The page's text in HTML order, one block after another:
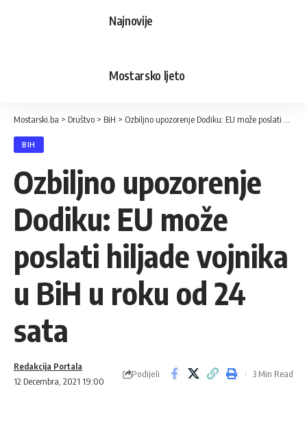
Najnovije
Mostarsko ljeto
Mostarski.ba > Društvo > BiH > Ozbiljno upozorenje Dodiku: EU može poslati hiljade vojnika u BiH u roku od 24 sata
BIH
Ozbiljno upozorenje
Dodiku: EU može
poslati hiljade vojnika
u BiH u roku od 24
sata
12 Decembra, 2021 19:00
Redakcija Portala
Podijeli 3 Min Read